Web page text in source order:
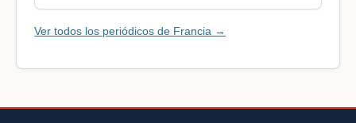
Ver todos los periódicos de Francia →